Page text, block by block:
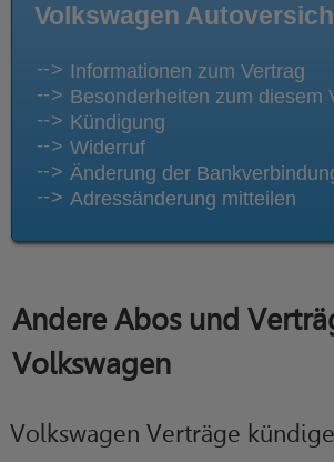
Volkswagen
Informationen zum Vertrag
Besonderheiten zum diesem
Kündigung
Widerruf
Änderung der
Adressänderung mitteilen
Andere Abos und
Volkswagen
Volkswagen Verträge